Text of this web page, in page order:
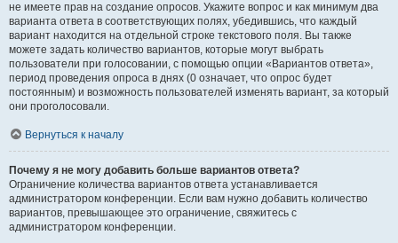
не имеете прав на создание опросов. Укажите вопрос и как минимум два
варианта ответа в соответствующих полях, убедившись, что каждый
вариант находится на отдельной строке текстового поля. Вы также
можете задать количество вариантов, которые могут выбрать
пользователи при голосовании, с помощью опции «Вариантов ответа»,
период проведения опроса в днях (0 означает, что опрос будет
постоянным) и возможность пользователей изменять вариант, за который
они проголосовали.
Вернуться к началу
Почему я не могу добавить больше вариантов ответа?
Ограничение количества вариантов ответа устанавливается
администратором конференции. Если вам нужно добавить количество
вариантов, превышающее это ограничение, свяжитесь с
администратором конференции.